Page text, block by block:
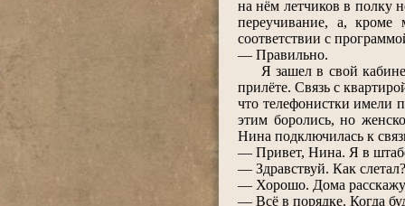
на нём летчиков в полку
переучивание, а,
соответствии с
― Правильно.
Я зашел в свой
прилёте. Связь с
что телефонистки имели
этим боролись, но
Нина подключилась к
― Привет, Нина. Я в
― Здравствуй. Как слетал?
― Хорошо. Дома
― Всё в порядке. Когда